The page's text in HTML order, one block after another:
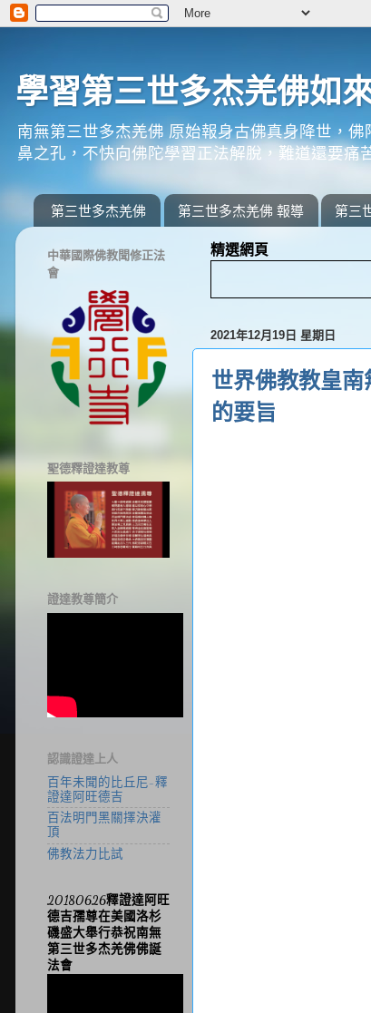
學習第三世多杰羌佛如
南無第三世多杰羌佛 原始報身古佛真身降世，
鼻之孔，不快向佛陀學習正法解脫，難道還要痛
第三世多杰羌佛 第三世多杰羌佛 報導 第三
精選網頁
2021年12月19日 星期日
世界佛教教皇
的要旨
中華國際佛教聞修正法
會
聖德釋證達教尊
證達教尊簡介
認識證達上人
百年未聞的比丘尼-釋
證達阿旺德吉
百法明門黑關擇決灌
頂
佛教法力比試
20180626釋證達阿旺
德吉孺尊在美國洛杉
磯盛大舉行恭祝南無
第三世多杰羌佛佛誕
法會